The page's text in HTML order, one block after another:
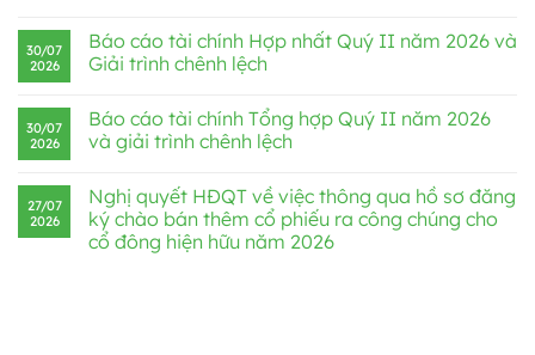
30/07
2026
Báo cáo tài chính Hợp nhất Quý II năm 2026 và
Giải trình chênh lệch
30/07
2026
Báo cáo tài chính Tổng hợp Quý II năm 2026
và giải trình chênh lệch
27/07
2026
Nghị quyết HĐQT về việc thông qua hồ sơ đăng
ký chào bán thêm cổ phiếu ra công chúng cho
cổ đông hiện hữu năm 2026